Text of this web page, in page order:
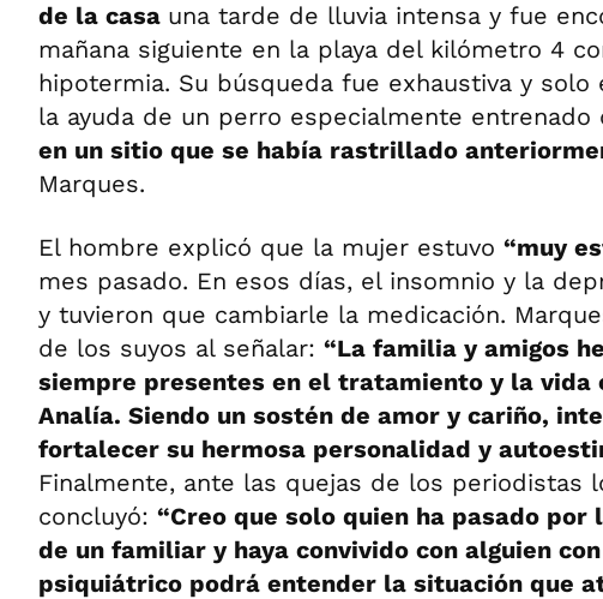
de la casa una tarde de lluvia intensa y fue
mañana siguiente en la playa del kilómetro 4
hipotermia. Su búsqueda fue exhaustiva y solo
la ayuda de un perro especialmente entrenado
en un sitio que se había rastrillado
Marques.
El hombre explicó que la mujer estuvo “muy
mes pasado. En esos días, el insomnio y la
y tuvieron que cambiarle la medicación.
de los suyos al señalar: “La familia y amigos
siempre presentes en el tratamiento y la vida
Analía. Siendo un sostén de amor y cariño,
fortalecer su hermosa personalidad y
Finalmente, ante las quejas de los periodistas
concluyó: “Creo que solo quien ha pasado por
de un familiar y haya convivido con alguien
psiquiátrico podrá entender la situación que